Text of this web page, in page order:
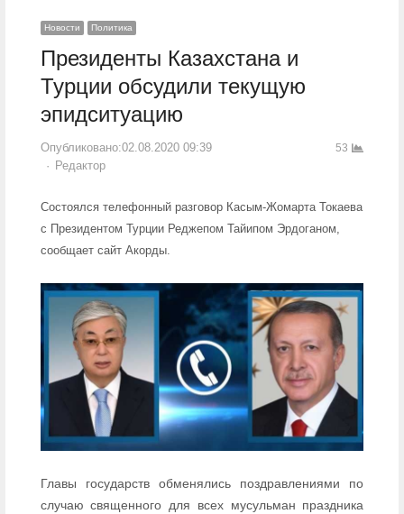
Новости Политика
Президенты Казахстана и
Турции обсудили текущую
эпидситуацию
Опубликовано:02.08.2020 09:39
Author
Редактор
53
Состоялся телефонный разговор Касым-Жомарта Токаева
с Президентом Турции Реджепом Тайипом Эрдоганом,
сообщает сайт Акорды.
Главы государств обменялись поздравлениями по
случаю священного для всех мусульман праздника